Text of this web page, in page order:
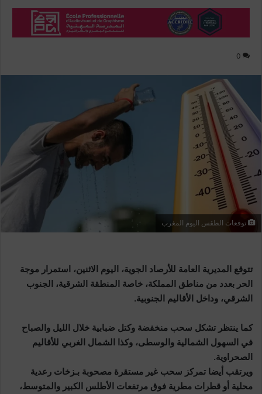
0
توقعات الطقس اليوم المغرب
تتوقع المديرية العامة للأرصاد الجوية، اليوم الاثنين، استمرار موجة
الحر بعدد من مناطق المملكة، خاصة المنطقة الشرقية، الجنوب
الشرقي، وداخل الأقاليم الجنوبية.
كما ينتظر تشكل سحب منخفضة وكتل ضبابية خلال الليل والصباح
في السهول الشمالية والوسطى، وكذا الشمال الغربي للأقاليم
الصحراوية.
ويرتقب أيضا تمركز سحب غير مستقرة مصحوبة بـزخات رعدية
محلية أو قطرات مطرية فوق مرتفعات الأطلس الكبير والمتوسط،